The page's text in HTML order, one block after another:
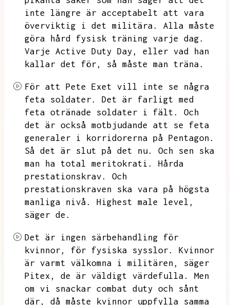
inte längre är acceptabelt att vara
överviktig i det militära.
Alla måste
göra hård fysisk träning varje dag.
Varje Active Duty Day,
eller vad han
kallar det för,
så måste man träna.
För att Pete Exet vill inte se några
feta soldater.
Det är farligt med
feta otränade soldater i fält.
Och
det är också motbjudande att se feta
generaler i korridorerna på Pentagon.
Så det är slut på det nu.
Och sen ska
man ha total meritokrati.
Hårda
prestationskrav.
Och
prestationskraven ska vara på högsta
manliga nivå.
Highest male level,
säger de.
Det är ingen särbehandling för
kvinnor,
för fysiska sysslor.
Kvinnor
är varmt välkomna i militären,
säger
Pitex,
de är väldigt värdefulla.
Men
om vi snackar combat duty och sånt
där,
då måste kvinnor uppfylla samma